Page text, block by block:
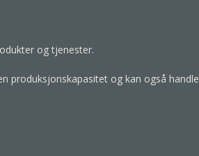
og tjenester.
produksjonskapasitet og kan også handle